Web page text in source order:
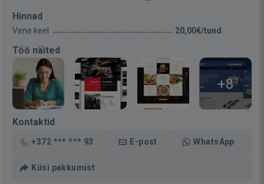
Hinnad
Vene keel 20,00€/tund
Töö näited
+8
Kontaktid
+372 *** *** 93 E-post WhatsApp
Küsi pakkumist